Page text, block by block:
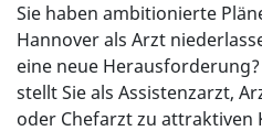
Sie haben ambitionierte
Hannover als Arzt
eine neue
stellt Sie als Assistenzarzt,
oder Chefarzt zu attraktiven